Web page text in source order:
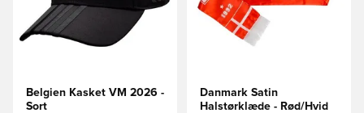
Belgien Kasket VM 2026 -
Sort
Danmark Satin
Halstørklæde - Rød/Hvid